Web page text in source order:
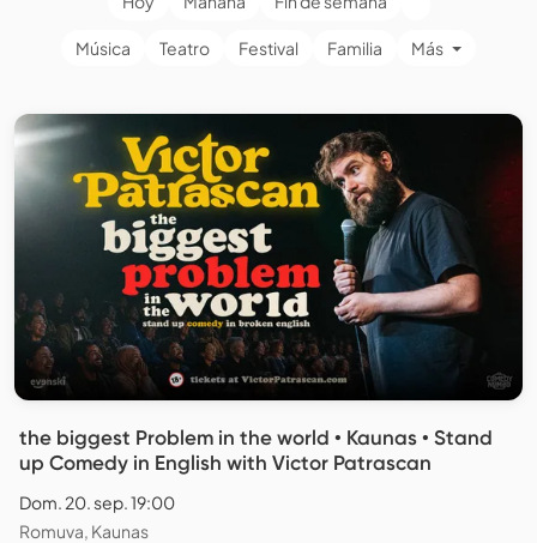
Música Teatro Festival Familia Más
the biggest Problem in the world • Kaunas • Stand
up Comedy in English with Victor Patrascan
Dom. 20. sep. 19:00
Romuva, Kaunas